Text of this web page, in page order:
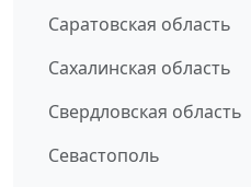
Саратовская область
Сахалинская область
Свердловская область
Севастополь